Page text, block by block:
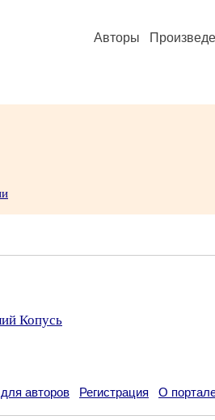
Авторы
Копусь
авторов Регистрация О